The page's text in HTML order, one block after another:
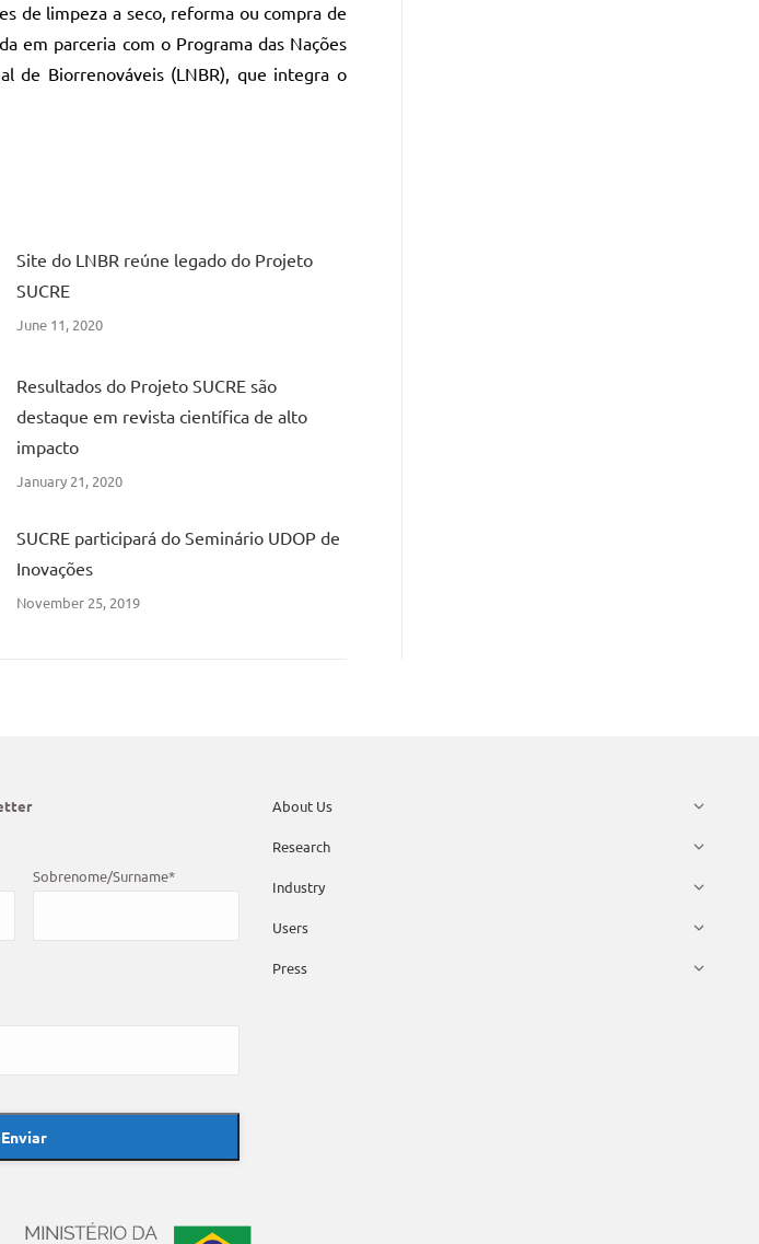
de limpeza a seco, reforma ou compra de
em parceria com o Programa das Nações
de Biorrenováveis (LNBR), que integra o
Site do LNBR reúne legado do Projeto
SUCRE
June 11, 2020
Resultados do Projeto SUCRE são
destaque em revista científica de alto
impacto
January 21, 2020
SUCRE participará do Seminário UDOP de
Inovações
November 25, 2019
Sobrenome/Surname*
About Us
Research
Industry
Users
Press